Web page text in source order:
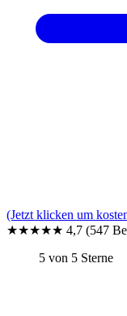
(Jetzt klicken um
★★★★★ 4,7 (547
5 von 5 Sterne